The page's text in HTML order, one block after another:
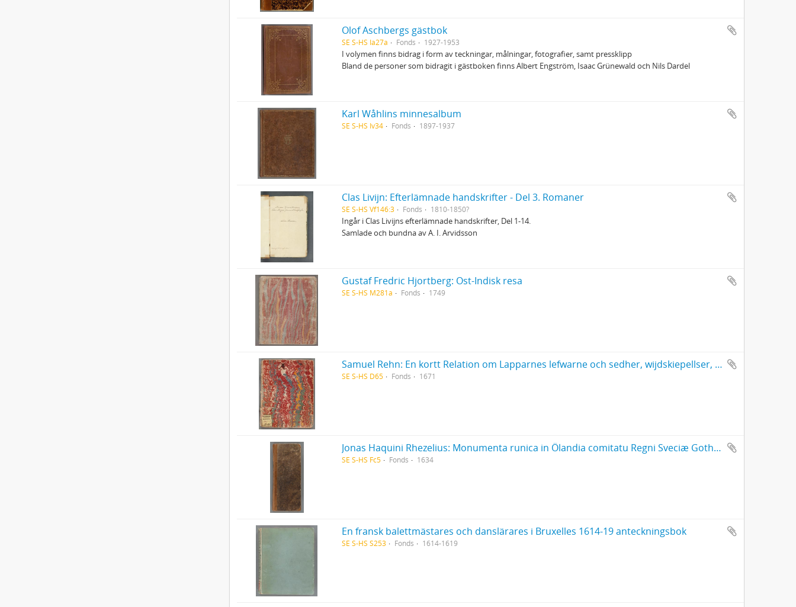
Olof Aschbergs gästbok
SE S-HS Ia27a Fonds 1927-1953
I volymen finns bidrag i form av teckningar, målningar, fotografier, samt pressklipp
Bland de personer som bidragit i gästboken finns Albert Engström, Isaac Grünewald och Nils Dardel
Karl Wåhlins minnesalbum
SE S-HS Iv34 Fonds 1897-1937
Clas Livijn: Efterlämnade handskrifter - Del 3. Romaner
SE S-HS Vf146:3 Fonds 1810-1850?
Ingår i Clas Livijns efterlämnade handskrifter, Del 1-14.
Samlade och bundna av A. I. Arvidsson
Gustaf Fredric Hjortberg: Ost-Indisk resa
SE S-HS M281a Fonds 1749
Samuel Rehn: En kortt Relation om Lapparnes lefwarne och sedher, wijdskiepellser, sampt i många stycken grofwe wildfarellser
SE S-HS D65 Fonds 1671
Jonas Haquini Rhezelius: Monumenta runica in Ölandia comitatu Regni Sveciæ Gothiaquæ
SE S-HS Fc5 Fonds 1634
En fransk balettmästares och danslärares i Bruxelles 1614-19 anteckningsbok
SE S-HS S253 Fonds 1614-1619